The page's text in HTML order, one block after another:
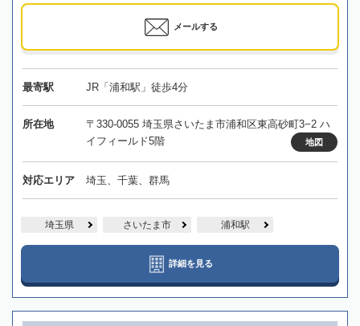
メールする
最寄駅 JR「浦和駅」徒歩4分
所在地
〒330-0055 埼玉県さいたま市浦和区東高砂町3−2 ハ
イフィールド5階
地図
対応エリア 埼玉、千葉、群馬
埼玉県 さいたま市 浦和駅
詳細を見る